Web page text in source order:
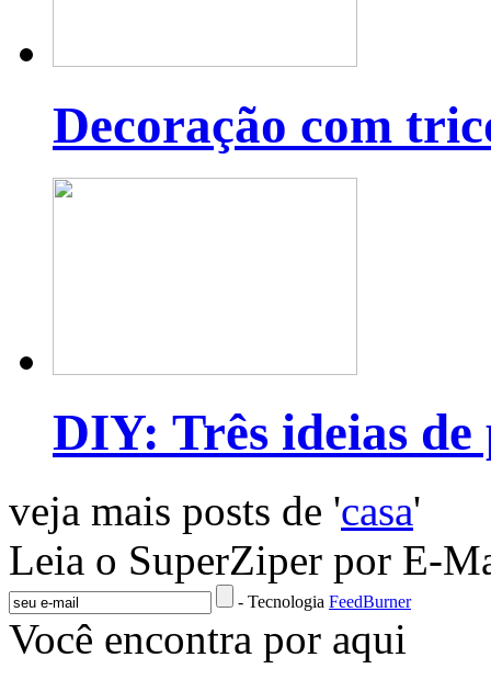
Decoração com
DIY: Três ideias de
veja mais posts de 'casa'
Leia o SuperZiper por E-
- Tecnologia FeedBurner
Você encontra por aqui